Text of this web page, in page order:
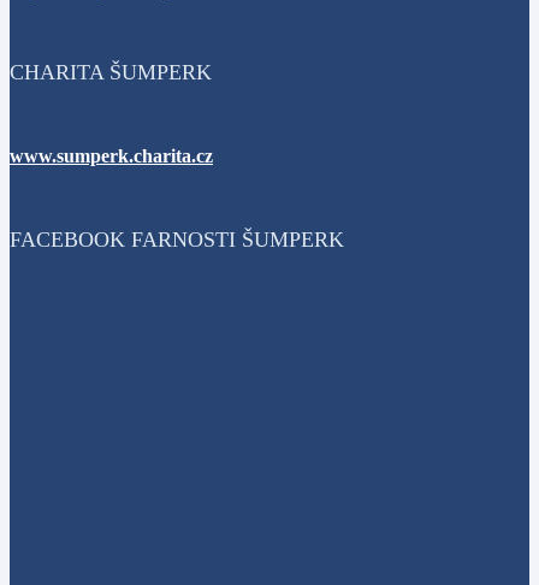
CHARITA ŠUMPERK
www.sumperk.charita.cz
FACEBOOK FARNOSTI ŠUMPERK